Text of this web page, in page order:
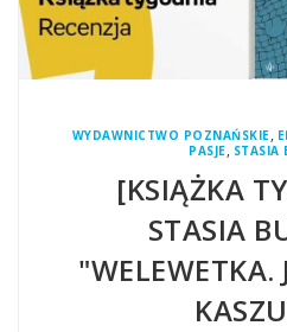
WYDAWNICTWO POZNAŃSKIE,
PASJE, STASIA
[KSIĄŻKA
STASIA
"WELEWETKA.